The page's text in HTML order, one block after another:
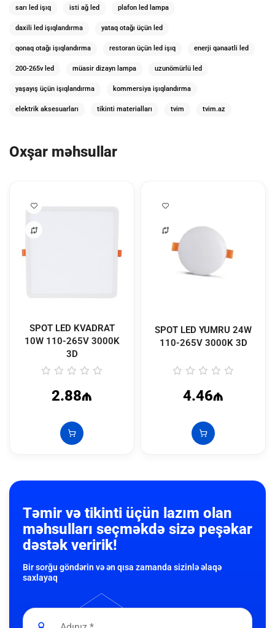
sarı led işıq isti ağ led plafon led lampa
daxili led işıqlandırma yataq otağı üçün led
qonaq otağı işıqlandırma restoran üçün led işıq enerji qənaətli led
200-265v led müasir dizayn lampa uzunömürlü led
yaşayış üçün işıqlandırma kommersiya işıqlandırma
elektrik aksesuarları tikinti materialları tvim tvim.az
Oxşar məhsullar
SPOT LED KVADRAT
10W 110-265V 3000K
3D
2.88₼
SPOT LED YUMRU 24W
110-265V 3000K 3D
4.46₼
Təmir və tikinti üçün lazım olan
məhsulları seçməkdə sizə peşəkar
dəstək veririk!
Bir sorğu göndərin və ən qısa zamanda sizinlə əlaqə
saxlayaq